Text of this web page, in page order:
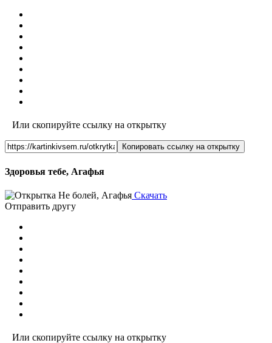
Или скопируйте ссылку на открытку
Копировать ссылку на открытку
Здоровья тебе, Агафья
Скачать
Отправить другу
Или скопируйте ссылку на открытку